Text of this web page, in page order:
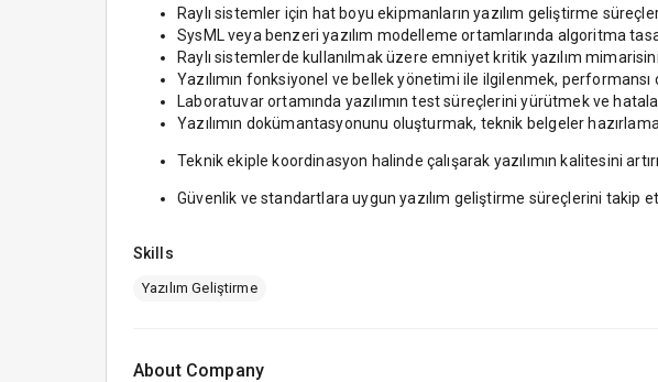
Raylı sistemler için hat boyu ekipmanların yazılım geliştirme
SysML veya benzeri yazılım modelleme ortamlarında algoritma
Raylı sistemlerde kullanılmak üzere emniyet kritik yazılım
Yazılımın fonksiyonel ve bellek yönetimi ile ilgilenmek,
Laboratuvar ortamında yazılımın test süreçlerini yürütmek ve
Yazılımın dokümantasyonunu oluşturmak, teknik belgeler
Teknik ekiple koordinasyon halinde çalışarak yazılımın kalitesini
Güvenlik ve standartlara uygun yazılım geliştirme süreçlerini takip
Skills
Yazılım Geliştirme
About Company